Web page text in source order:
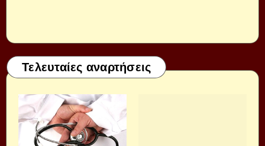
Τελευταίες αναρτήσεις